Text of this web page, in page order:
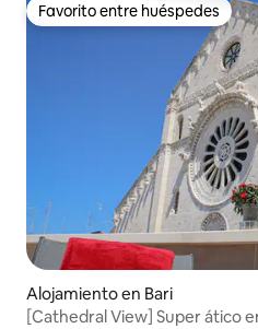
Favorito entre huéspedes
Favorito entre huéspedes
Alojamiento en Bari
[Cathedral View] Super ático